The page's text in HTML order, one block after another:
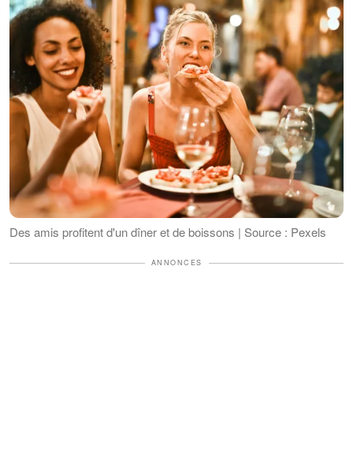
Des amis profitent d'un dîner et de boissons | Source : Pexels
ANNONCES